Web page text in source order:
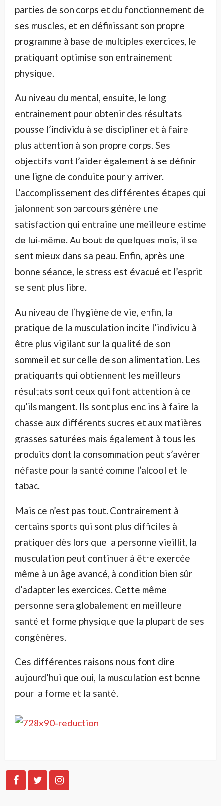
parties de son corps et du fonctionnement de
ses muscles, et en définissant son propre
programme à base de multiples exercices, le
pratiquant optimise son entrainement
physique.
Au niveau du mental, ensuite, le long
entrainement pour obtenir des résultats
pousse l’individu à se discipliner et à faire
plus attention à son propre corps. Ses
objectifs vont l’aider également à se définir
une ligne de conduite pour y arriver.
L’accomplissement des différentes étapes qui
jalonnent son parcours génère une
satisfaction qui entraine une meilleure estime
de lui-même. Au bout de quelques mois, il se
sent mieux dans sa peau. Enfin, après une
bonne séance, le stress est évacué et l’esprit
se sent plus libre.
Au niveau de l’hygiène de vie, enfin, la
pratique de la musculation incite l’individu à
être plus vigilant sur la qualité de son
sommeil et sur celle de son alimentation. Les
pratiquants qui obtiennent les meilleurs
résultats sont ceux qui font attention à ce
qu’ils mangent. Ils sont plus enclins à faire la
chasse aux différents sucres et aux matières
grasses saturées mais également à tous les
produits dont la consommation peut s’avérer
néfaste pour la santé comme l’alcool et le
tabac.
Mais ce n’est pas tout. Contrairement à
certains sports qui sont plus difficiles à
pratiquer dès lors que la personne vieillit, la
musculation peut continuer à être exercée
même à un âge avancé, à condition bien sûr
d’adapter les exercices. Cette même
personne sera globalement en meilleure
santé et forme physique que la plupart de ses
congénères.
Ces différentes raisons nous font dire
aujourd’hui que oui, la musculation est bonne
pour la forme et la santé.